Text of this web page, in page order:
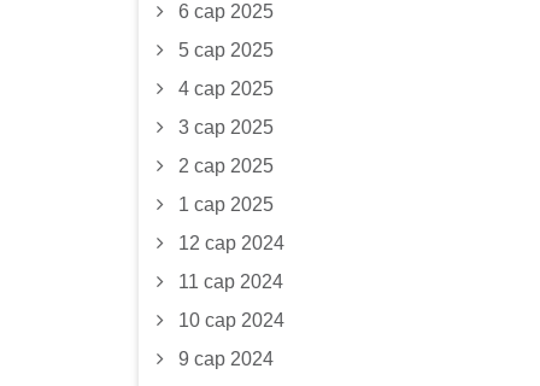
6 сар 2025
5 сар 2025
4 сар 2025
3 сар 2025
2 сар 2025
1 сар 2025
12 сар 2024
11 сар 2024
10 сар 2024
9 сар 2024